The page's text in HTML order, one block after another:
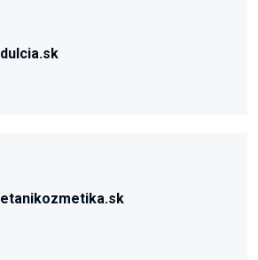
dulcia.sk
etanikozmetika.sk